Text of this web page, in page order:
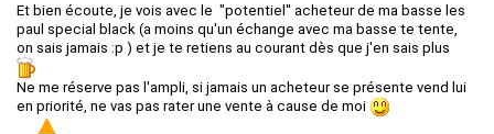
Et bien écoute, je vois avec le "potentiel'' acheteur de ma basse les
paul special black (a moins qu'un échange avec ma basse te tente,
on sais jamais :p ) et je te retiens au courant dès que j'en sais plus
Ne me réserve pas l'ampli, si jamais un acheteur se présente vend lui
en priorité, ne vas pas rater une vente à cause de moi